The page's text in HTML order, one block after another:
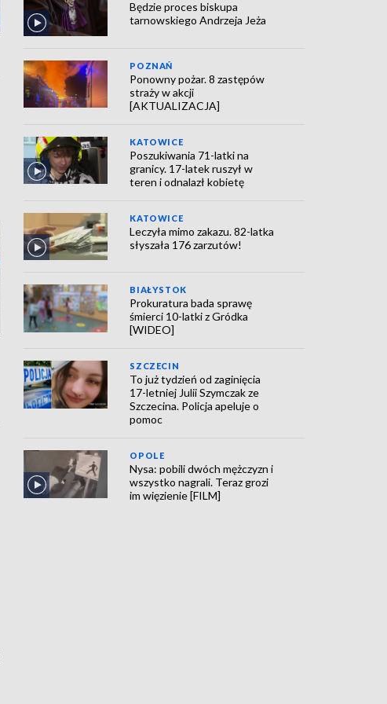
Będzie proces biskupa
tarnowskiego Andrzeja Jeża
POZNAŃ
Ponowny pożar. 8 zastępów
straży w akcji
[AKTUALIZACJA]
KATOWICE
Poszukiwania 71-latki na
granicy. 17-latek ruszył w
teren i odnalazł kobietę
KATOWICE
Leczyła mimo zakazu. 82-latka
słyszała 176 zarzutów!
BIAŁYSTOK
Prokuratura bada sprawę
śmierci 10-latki z Gródka
[WIDEO]
SZCZECIN
To już tydzień od zaginięcia
17-letniej Julii Szymczak ze
Szczecina. Policja apeluje o
pomoc
OPOLE
Nysa: pobili dwóch mężczyzn i
wszystko nagrali. Teraz grozi
im więzienie [FILM]